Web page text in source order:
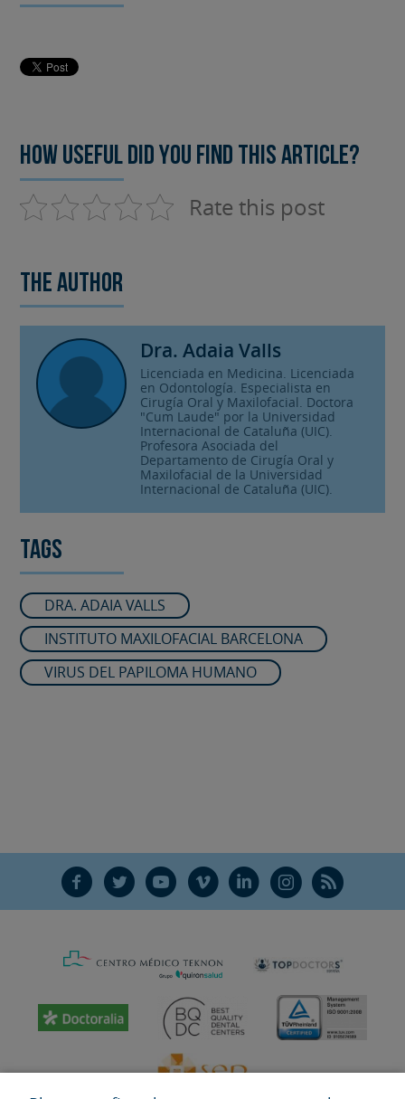
How useful did you find this article?
Rate this post
The author
Dra. Adaia Valls
Licenciada en Medicina. Licenciada
en Odontología. Especialista en
Cirugía Oral y Maxilofacial. Doctora
"Cum Laude" por la Universidad
Internacional de Cataluña (UIC).
Profesora Asociada del
Departamento de Cirugía Oral y
Maxilofacial de la Universidad
Internacional de Cataluña (UIC).
Tags
DRA. ADAIA VALLS
INSTITUTO MAXILOFACIAL BARCELONA
VIRUS DEL PAPILOMA HUMANO
F T Y V L Ñ R